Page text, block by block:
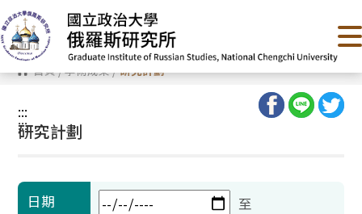
跳
到
主
要
內
容 首頁/學術成果/研究計劃
:::
:::
研究計劃
日期 至